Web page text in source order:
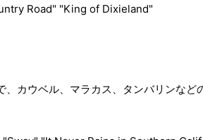
Road" "King of Dixieland"
、カウベル、マラカス、タンバリンなど